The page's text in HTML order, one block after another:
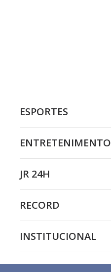
ESPORTES
ENTRETENIMENTO
JR 24H
RECORD
INSTITUCIONAL